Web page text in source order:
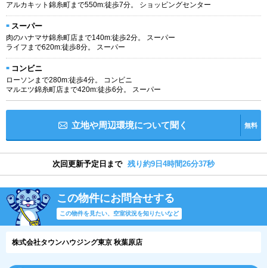
アルカキット錦糸町まで550m:徒歩7分。 ショッピングセンター
スーパー
肉のハナマサ錦糸町店まで140m:徒歩2分。 スーパー
ライフまで620m:徒歩8分。 スーパー
コンビニ
ローソンまで280m:徒歩4分。 コンビニ
マルエツ錦糸町店まで420m:徒歩6分。 スーパー
立地や周辺環境について聞く 無料
次回更新予定日まで 残り約9日4時間26分37秒
この物件にお問合せする
この物件を見たい、空室状況を知りたいなど
株式会社タウンハウジング東京 秋葉原店